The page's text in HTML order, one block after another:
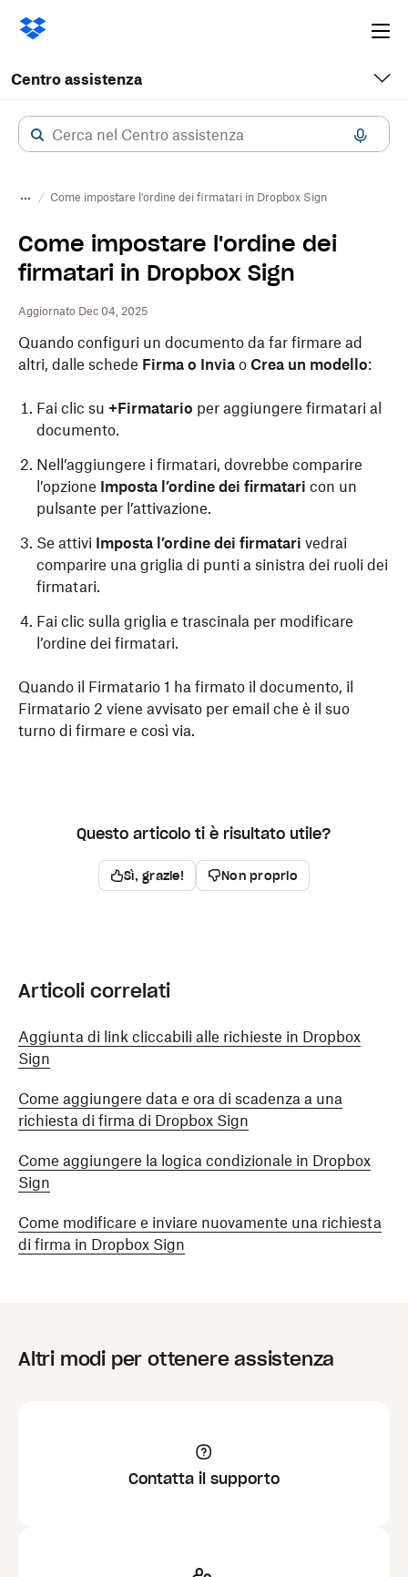
Centro assistenza
Come impostare l'ordine dei firmatari in Dropbox Sign
Come impostare l'ordine dei
firmatari in Dropbox Sign
Aggiornato Dec 04, 2025
Quando configuri un documento da far firmare ad
altri, dalle schede Firma o Invia o Crea un modello:
Fai clic su +Firmatario per aggiungere firmatari al
documento.
Nell’aggiungere i firmatari, dovrebbe comparire
l’opzione Imposta l’ordine dei firmatari con un
pulsante per l’attivazione.
Se attivi Imposta l’ordine dei firmatari vedrai
comparire una griglia di punti a sinistra dei ruoli dei
firmatari.
Fai clic sulla griglia e trascinala per modificare
l’ordine dei firmatari.
Quando il Firmatario 1 ha firmato il documento, il
Firmatario 2 viene avvisato per email che è il suo
turno di firmare e così via.
Questo articolo ti è risultato utile?
Sì, grazie! Non proprio
Articoli correlati
Aggiunta di link cliccabili alle richieste in Dropbox
Sign
Come aggiungere data e ora di scadenza a una
richiesta di firma di Dropbox Sign
Come aggiungere la logica condizionale in Dropbox
Sign
Come modificare e inviare nuovamente una richiesta
di firma in Dropbox Sign
Altri modi per ottenere assistenza
Contatta il supporto